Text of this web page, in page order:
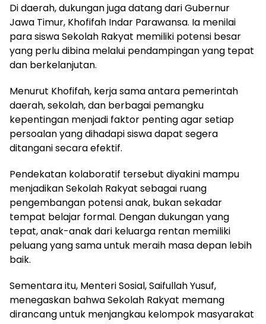
Di daerah, dukungan juga datang dari Gubernur
Jawa Timur, Khofifah Indar Parawansa. Ia menilai
para siswa Sekolah Rakyat memiliki potensi besar
yang perlu dibina melalui pendampingan yang tepat
dan berkelanjutan.
Menurut Khofifah, kerja sama antara pemerintah
daerah, sekolah, dan berbagai pemangku
kepentingan menjadi faktor penting agar setiap
persoalan yang dihadapi siswa dapat segera
ditangani secara efektif.
Pendekatan kolaboratif tersebut diyakini mampu
menjadikan Sekolah Rakyat sebagai ruang
pengembangan potensi anak, bukan sekadar
tempat belajar formal. Dengan dukungan yang
tepat, anak-anak dari keluarga rentan memiliki
peluang yang sama untuk meraih masa depan lebih
baik.
Sementara itu, Menteri Sosial,Saifullah Yusuf,
menegaskan bahwa Sekolah Rakyat memang
dirancang untuk menjangkau kelompok masyarakat